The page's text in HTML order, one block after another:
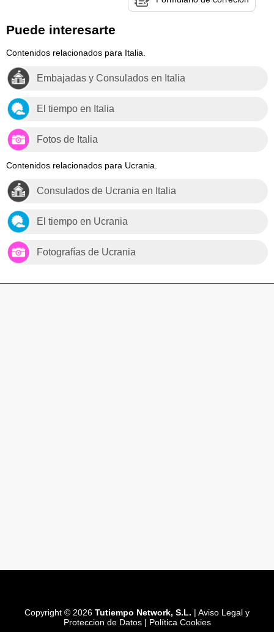
Puede interesarte
Contenidos relacionados para Italia.
Embajadas y Consulados en Italia
El tiempo en Italia
Fotos de Italia
Contenidos relacionados para Ucrania.
Consulados de Ucrania en Italia
El tiempo en Ucrania
Fotografías de Ucrania
Copyright © 2026 Tutiempo Network, S.L. | Aviso Legal y
Proteccion de Datos| Política Cookies